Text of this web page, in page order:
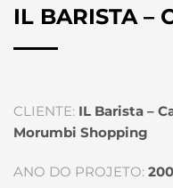
IL BARISTA –
CLIENTE: IL Barista –
Morumbi Shopping
ANO DO PROJETO: